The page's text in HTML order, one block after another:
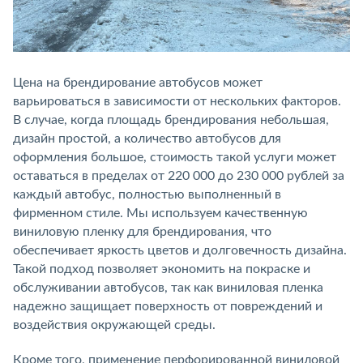
Цена на брендирование автобусов может
варьироваться в зависимости от нескольких факторов.
В случае, когда площадь брендирования небольшая,
дизайн простой, а количество автобусов для
оформления большое, стоимость такой услуги может
оставаться в пределах от 220 000 до 230 000 рублей за
каждый автобус, полностью выполненный в
фирменном стиле. Мы используем качественную
виниловую пленку для брендирования, что
обеспечивает яркость цветов и долговечность дизайна.
Такой подход позволяет экономить на покраске и
обслуживании автобусов, так как виниловая пленка
надежно защищает поверхность от повреждений и
воздействия окружающей среды.
Кроме того, применение перфорированной виниловой